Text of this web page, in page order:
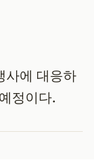
사에 대응하
정이다.